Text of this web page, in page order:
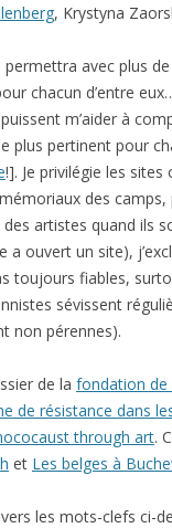
, Krystyna
avec plus
chacun d’entre
m’aider à
plus pertinent pour
!]. Je privilégie les sites
des camps,
artistes quand ils
a ouvert un site),
toujours fiables,
sévissent
non pérennes).
de la fondation de
de résistance dans
through art.
et Les belges à
les mots-clefs ci-